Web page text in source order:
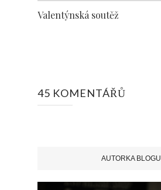
Valentýnská soutěž
45 KOMENTÁŘŮ
AUTORKA BLOGU